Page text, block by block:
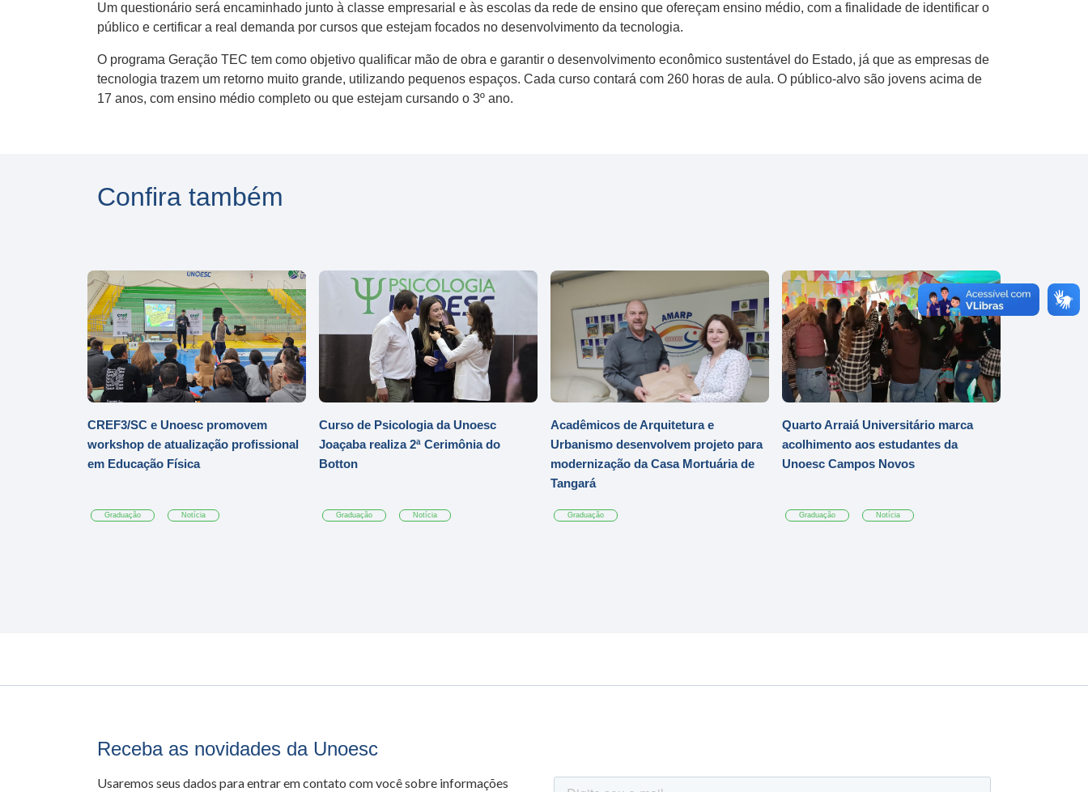
Um questionário será encaminhado junto à classe empresarial e às escolas da rede de ensino que ofereçam ensino médio, com a finalidade de identificar o
público e certificar a real demanda por cursos que estejam focados no desenvolvimento da tecnologia.
O programa Geração TEC tem como objetivo qualificar mão de obra e garantir o desenvolvimento econômico sustentável do Estado, já que as empresas de
tecnologia trazem um retorno muito grande, utilizando pequenos espaços. Cada curso contará com 260 horas de aula. O público-alvo são jovens acima de
17 anos, com ensino médio completo ou que estejam cursando o 3º ano.
Confira também
CREF3/SC e Unoesc promovem
workshop de atualização profissional
em Educação Física
Graduação Notícia
Curso de Psicologia da Unoesc
Joaçaba realiza 2ª Cerimônia do
Botton
Graduação Notícia
Acadêmicos de Arquitetura e
Urbanismo desenvolvem projeto para
modernização da Casa Mortuária de
Tangará
Graduação
Quarto Arraiá Universitário marca
acolhimento aos estudantes da
Unoesc Campos Novos
Graduação Notícia
Receba as novidades da Unoesc
Usaremos seus dados para entrar em contato com você sobre informações